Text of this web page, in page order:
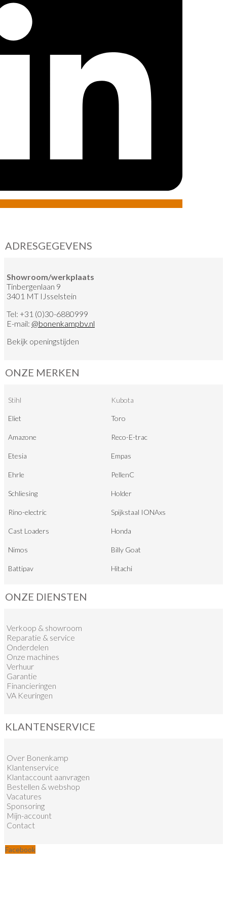
ADRESGEGEVENS
Showroom/werkplaats
Tinbergenlaan 9
3401 MT IJsselstein
Tel: +31 (0)30-6880999
E-mail: @bonenkampbv.nl
Bekijk openingstijden
ONZE MERKEN
Stihl Kubota
Eliet Toro
Amazone Reco-E-trac
Etesia Empas
Ehrle PellenC
Schliesing Holder
Rino-electric Spijkstaal IONAxs
Cast Loaders Honda
Nimos Billy Goat
Battipav Hitachi
ONZE DIENSTEN
Verkoop & showroom
Reparatie & service
Onderdelen
Onze machines
Verhuur
Garantie
Financieringen
VA Keuringen
KLANTENSERVICE
Over Bonenkamp
Klantenservice
Klantaccount aanvragen
Bestellen & webshop
Vacatures
Sponsoring
Mijn-account
Contact
Facebook